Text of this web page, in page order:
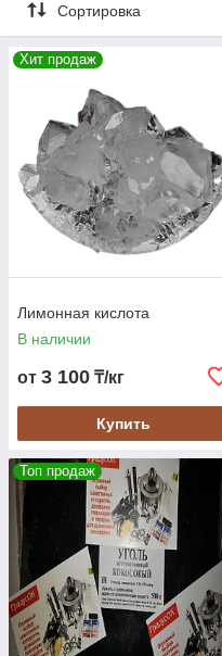
Сортировка
Хит продаж
Лимонная кислота
В наличии
от 3 100 ₸/кг
Купить
Топ продаж